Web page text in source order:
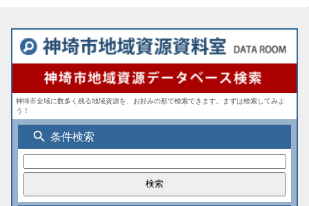
神埼市全域に数多く残る地域資源を、お好みの形で検索できます。まずは検索してみよ
う！
search 条件検索